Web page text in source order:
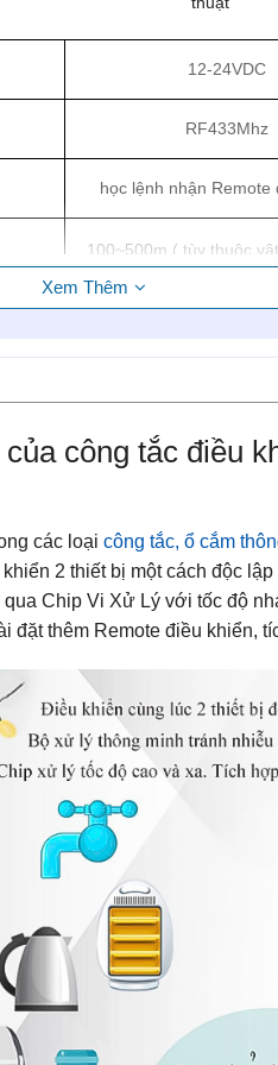
12-24VDC
RF433Mhz
học lệnh nhận Remote
100~500m ( tùy thuộc
trường sóng)
Xem Thêm
công tắc điều
các loại công tắc, ổ cắm
2 thiết bị một cách độc
qua Chip Vi Xử Lý với tốc độ
đặt thêm Remote điều khiển,